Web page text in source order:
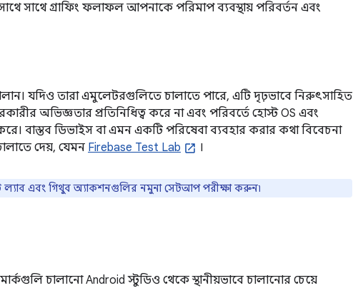
সাথে গ্রাফিং ফলাফল আপনাকে পরিমাপ ব্যবস্থায় পরিবর্তন এবং
যদিও তারা এমুলেটরগুলিতে চালাতে পারে, এটি দৃঢ়ভাবে নিরুৎসাহিত
অভিজ্ঞতার প্রতিনিধিত্ব করে না এবং পরিবর্তে হোস্ট OS এবং
বাস্তব ডিভাইস বা এমন একটি পরিষেবা ব্যবহার করার কথা বিবেচনা
দেয়, যেমন Firebase Test Lab ।
ল্যাব এবং গিথুব অ্যাকশনগুলির নমুনা সেটআপ পরীক্ষা করুন৷
চালানো Android স্টুডিও থেকে স্থানীয়ভাবে চালানোর চেয়ে